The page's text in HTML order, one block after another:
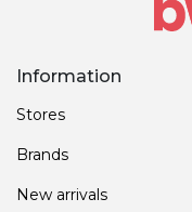
Information
Stores
Brands
New arrivals